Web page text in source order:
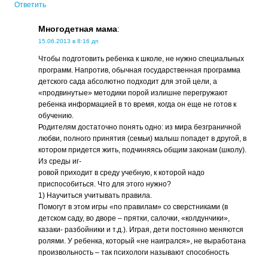
Ответить
Многодетная мама:
15.06.2013 в 8:16 дп
Чтобы подготовить ребенка к школе, не нужно специальных
программ. Напротив, обычная государственная программа
детского сада абсолютно подходит для этой цели, а
«продвинутые» методики порой излишне перегружают
ребенка информацией в то время, когда он еще не готов к
обучению.
Родителям достаточно понять одно: из мира безграничной
любви, полного принятия (семьи) малыш попадет в другой, в
котором придется жить, подчиняясь общим законам (школу).
Из среды иг-
ровой приходит в среду учебную, к которой надо
приспособиться. Что для этого нужно?
1) Научиться учитывать правила.
Помогут в этом игры «по правилам» со сверстниками (в
детском саду, во дворе – прятки, салочки, «колдунчики»,
казаки- разбойники и т.д.). Играя, дети постоянно меняются
ролями. У ребенка, который «не наигрался», не выработана
произвольность – так психологи называют способность